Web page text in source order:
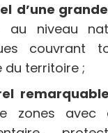
d’une
au niveau
couvrant
du territoire ;
remarquable
zones avec